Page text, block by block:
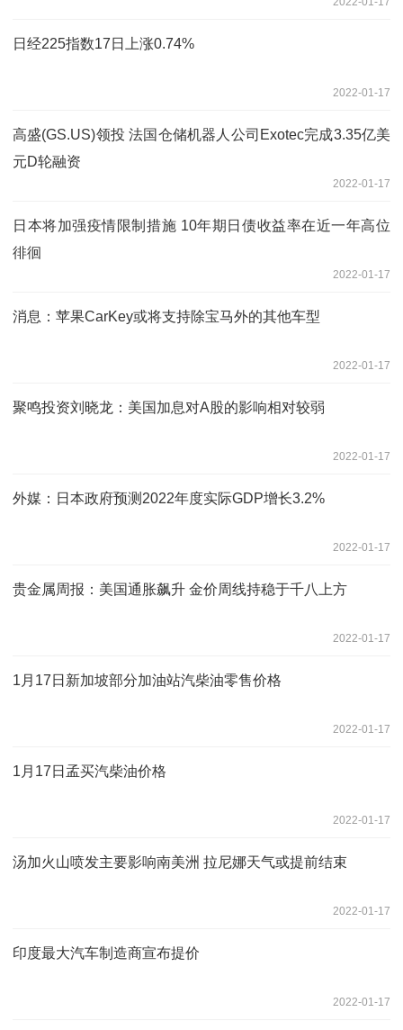
日经225指数17日上涨0.74%
2022-01-17
高盛(GS.US)领投 法国仓储机器人公司Exotec完成3.35亿美
元D轮融资
2022-01-17
日本将加强疫情限制措施 10年期日债收益率在近一年高位
徘徊
2022-01-17
消息：苹果CarKey或将支持除宝马外的其他车型
2022-01-17
聚鸣投资刘晓龙：美国加息对A股的影响相对较弱
2022-01-17
外媒：日本政府预测2022年度实际GDP增长3.2%
2022-01-17
贵金属周报：美国通胀飙升 金价周线持稳于千八上方
2022-01-17
1月17日新加坡部分加油站汽柴油零售价格
2022-01-17
1月17日孟买汽柴油价格
2022-01-17
汤加火山喷发主要影响南美洲 拉尼娜天气或提前结束
2022-01-17
印度最大汽车制造商宣布提价
2022-01-17